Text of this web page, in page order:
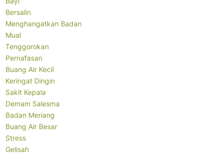
Bersalin
Menghangatkan Badan
Mual
Tenggorokan
Pernafasan
Buang Air Kecil
Keringat Dingin
Sakit Kepala
Demam Salesma
Badan Meriang
Buang Air Besar
Stress
Gelisah